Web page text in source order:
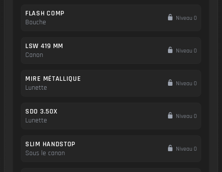
FLASH COMP
Bouche
Niveau 0
LSW 419 MM
Canon
Niveau 0
MIRE MÉTALLIQUE
Lunette
Niveau 0
SDO 3.50X
Lunette
Niveau 0
SLIM HANDSTOP
Sous le canon
Niveau 0